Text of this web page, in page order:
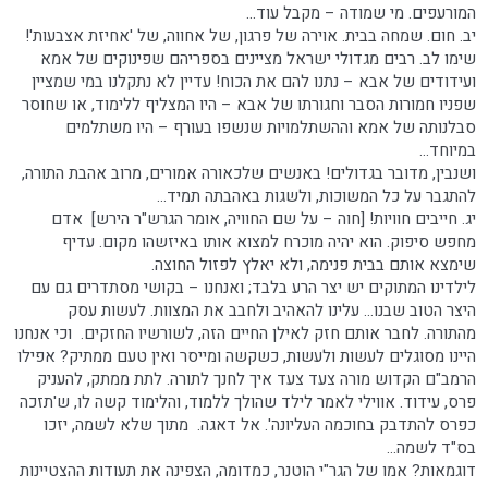
המורעפים. מי שמודה – מקבל עוד...
יב. חום. שמחה בבית. אוירה של פרגון, של אחווה, של 'אחיזת אצבעות'!
שימו לב. רבים מגדולי ישראל מציינים בספריהם שפינוקים של אמא
ועידודים של אבא – נתנו להם את הכוח! עדיין לא נתקלנו במי שמציין
שפניו חמורות הסבר וחגורתו של אבא – היו המצליף ללימוד, או שחוסר
סבלנותה של אמא וההשתלמויות שנשפו בעורף – היו משתלמים
במיוחד...
ושנבין, מדובר בגדולים! באנשים שלכאורה אמורים, מרוב אהבת התורה,
להתגבר על כל המשוכות, ולשגות באהבתה תמיד...
יג. חייבים חוויות! [חוה – על שם החוויה, אומר הגרש"ר הירש] אדם
מחפש סיפוק. הוא יהיה מוכרח למצוא אותו באיזשהו מקום. עדיף
שימצא אותם בבית פנימה, ולא יאלץ לפזול החוצה.
לילדינו המתוקים יש יצר הרע בלבד; ואנחנו – בקושי מסתדרים גם עם
היצר הטוב שבנו... עלינו להאהיב ולחבב את המצוות. לעשות עסק
מהתורה. לחבר אותם חזק לאילן החיים הזה, לשורשיו החזקים. וכי אנחנו
היינו מסוגלים לעשות ולעשות, כשקשה ומייסר ואין טעם ממתיק? אפילו
הרמב"ם הקדוש מורה צעד צעד איך לחנך לתורה. לתת ממתק, להעניק
פרס, עידוד. אווילי לאמר לילד שהולך ללמוד, והלימוד קשה לו, ש'תזכה
כפרס להתדבק בחוכמה העליונה'. אל דאגה. מתוך שלא לשמה, יזכו
בס"ד לשמה...
דוגמאות? אמו של הגר"י הוטנר, כמדומה, הצפינה את תעודות ההצטיינות